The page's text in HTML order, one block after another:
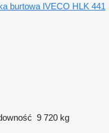
burtowa IVECO HLK 441
9 720 kg